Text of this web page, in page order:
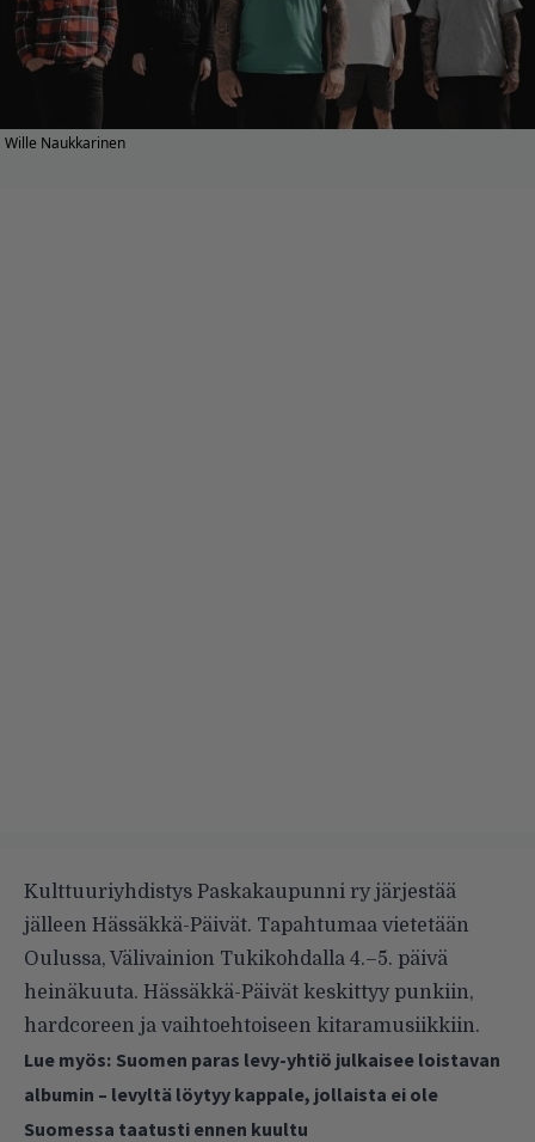
Wille Naukkarinen
Kulttuuriyhdistys Paskakaupunni ry järjestää
jälleen Hässäkkä-Päivät. Tapahtumaa vietetään
Oulussa, Välivainion Tukikohdalla 4.–5. päivä
heinäkuuta. Hässäkkä-Päivät keskittyy punkiin,
hardcoreen ja vaihtoehtoiseen kitaramusiikkiin.
Lue myös: Suomen paras levy-yhtiö julkaisee loistavan
albumin – levyltä löytyy kappale, jollaista ei ole
Suomessa taatusti ennen kuultu